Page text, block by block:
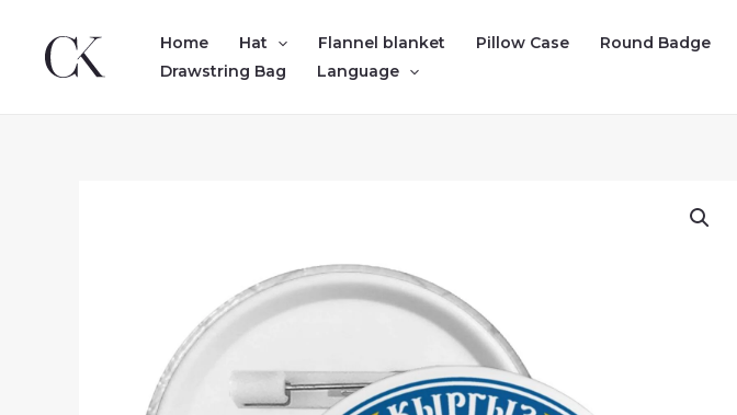
content
Home Hat Flannel blanket Pillow Case Round Badge
Drawstring Bag
Language